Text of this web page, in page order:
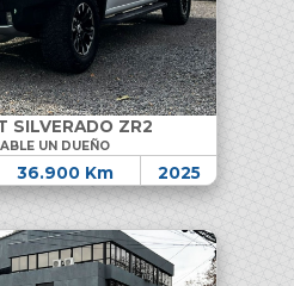
SILVERADO ZR2
UN DUEÑO
36.900 Km 2025